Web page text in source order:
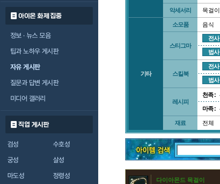
아이온 화제 집중
정보 · 뉴스 모음
팁과 노하우 게시판
자유 게시판
질문과 답변 게시판
미디어 갤러리
직업 게시판
검성
수호성
궁성
살성
마도성
정령성
악세서리 목걸이
기타
소모품 음식
스티그마
전사
법사
스킬북
전사
법사
레시피
천족 :
마족 :
재료 전체
다이아몬드 목걸이